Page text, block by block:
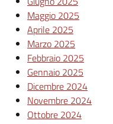
Maggio 2025
Aprile 2025
Marzo 2025
Febbraio 2025
Gennaio 2025
Dicembre 2024
Novembre 2024
Ottobre 2024